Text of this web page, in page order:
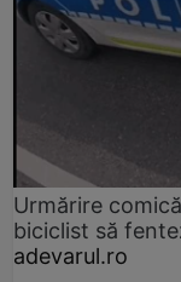
Urmărire
biciclist să
adevarul.ro